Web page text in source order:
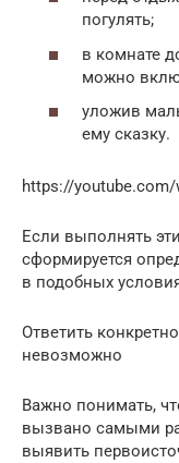
погулять;
в комнате
можно
уложив
ему сказку.
https://youtube.com/
Если выполнять
сформируется
в подобных
Ответить
невозможно
Важно понимать,
вызвано самыми
выявить